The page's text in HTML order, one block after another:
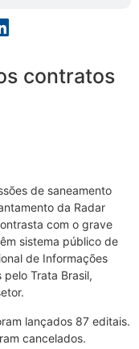
contratos
de saneamento
da Radar
com o grave
sistema público de
de Informações
Trata Brasil,
lançados 87 editais.
cancelados.